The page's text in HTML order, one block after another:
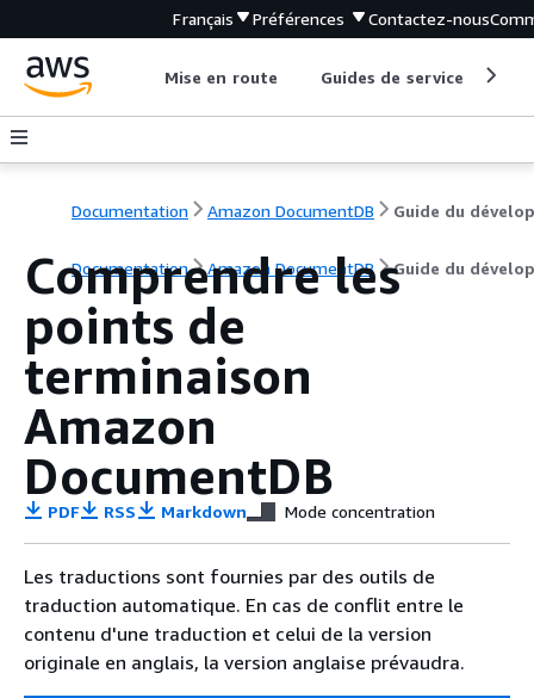
Français Préférences Contactez-nous
Mise en route Guides de service
Documentation Amazon DocumentDB
Documentation Amazon DocumentDB Guide du
Comprendre les
points de
terminaison
Amazon
DocumentDB
PDF RSS Markdown Mode concentration
Les traductions sont fournies par des outils de
traduction automatique. En cas de conflit entre le
contenu d'une traduction et celui de la version
originale en anglais, la version anglaise prévaudra.